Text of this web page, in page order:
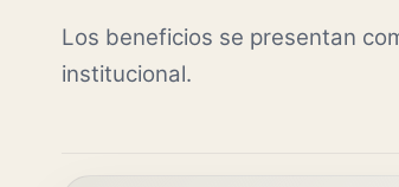
Los beneficios se presentan
institucional.